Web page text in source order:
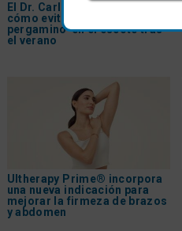
El Dr. Carlos Gómez explica
cómo evitar la 'piel de
pergamino' en el escote tras
el verano
Ultherapy Prime® incorpora
una nueva indicación para
mejorar la firmeza de brazos
y abdomen